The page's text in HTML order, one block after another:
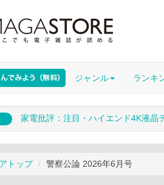
ジャンル ランキ
家電批評：注目・ハイエンド4K液晶
トップ 警察公論 2026年6月号